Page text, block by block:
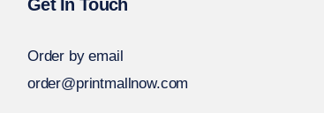
Get In Touch
Order by email
order@printmallnow.com